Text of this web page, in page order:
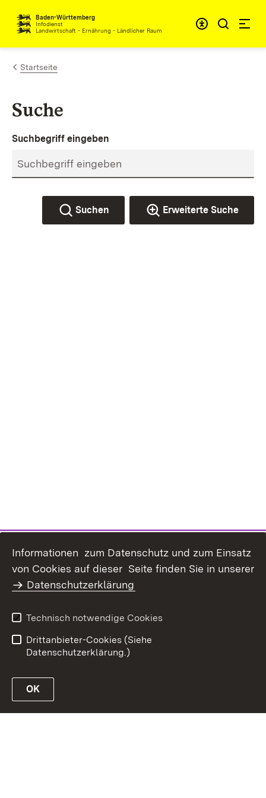
Zum Inhalt springen
Baden-Württemberg
Infodienst
Landwirtschaft - Ernährung - Ländlicher Raum
Startseite
Suche
Suchbegriff eingeben
Suchen Erweiterte Suche
Inhaltsübersicht
Kontakt
Barrierefreiheit
Benutzungshinweise
Informationen zum Datenschutz und zum Einsatz
von Cookies auf dieser Seite finden Sie in unserer
Datenschutzerklärung
Technisch notwendige Cookies
Drittanbieter-Cookies (Siehe
Datenschutzerklärung.)
OK